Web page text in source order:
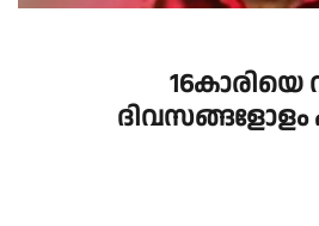
16കാരിയെ
ദിവസങ്ങളോളം